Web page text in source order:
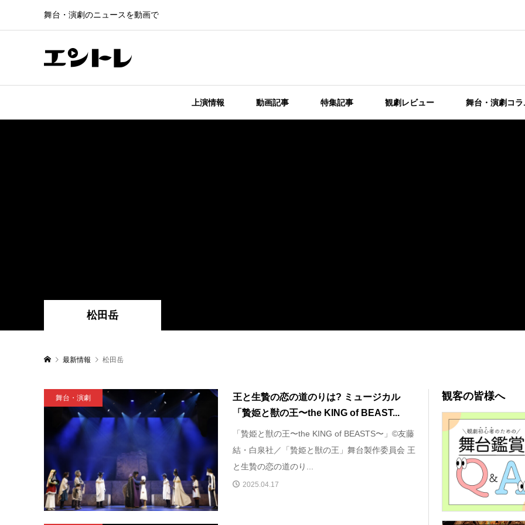
舞台・演劇のニュースを動画で
上演情報 動画記事 特集記事 観劇レビュー 舞台・演劇コラ
松田岳
最新情報 松田岳
舞台・演劇
王と生贄の恋の道のりは? ミュージカル
「贄姫と獣の王〜the KING of BEAST...
「贄姫と獣の王〜the KING of BEASTS〜」©友藤
結・白泉社／「贄姫と獣の王」舞台製作委員会 王
と生贄の恋の道のり...
2025.04.17
観客の皆様へ